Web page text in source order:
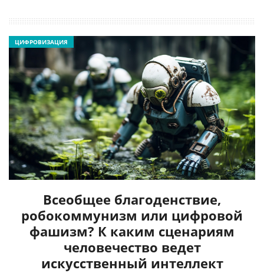
Всеобщее благоденствие,
робокоммунизм или цифровой
фашизм? К каким сценариям
человечество ведет
искусственный интеллект
ЦИФРОВИЗАЦИЯ